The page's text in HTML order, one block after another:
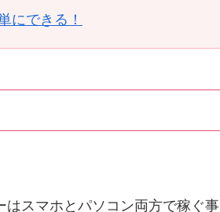
にできる！
スマホとパソコン両方で稼ぐ事